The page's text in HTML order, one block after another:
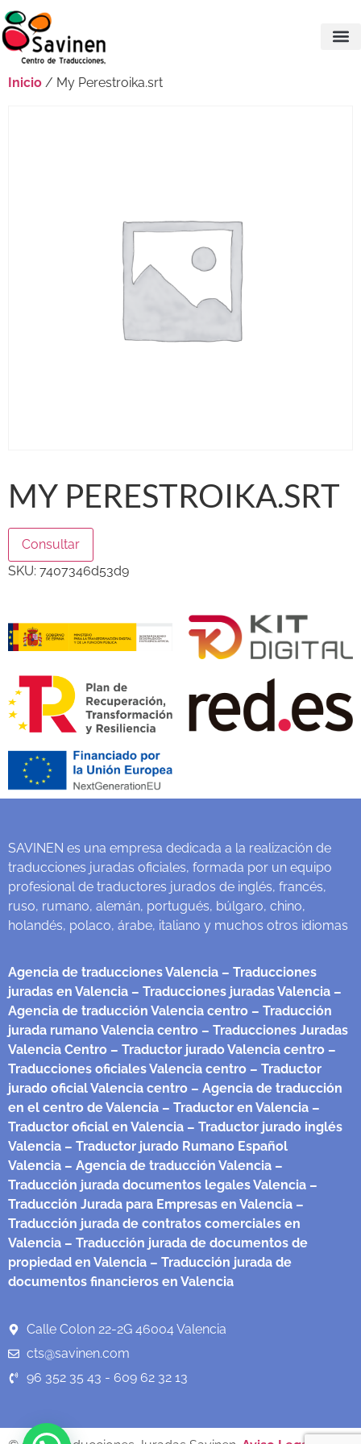
Inicio / My Perestroika.srt
MY PERESTROIKA.SRT
Consultar
SKU: 7407346d53d9
SAVINEN es una empresa dedicada a la realización de
traducciones juradas oficiales, formada por un equipo
profesional de traductores jurados de inglés, francés,
ruso, rumano, alemán, portugués, búlgaro, chino,
holandés, polaco, árabe, italiano y muchos otros idiomas
Agencia de traducciones Valencia – Traducciones
juradas en Valencia – Traducciones juradas Valencia –
Agencia de traducción Valencia centro – Traducción
jurada rumano Valencia centro – Traducciones Juradas
Valencia Centro – Traductor jurado Valencia centro –
Traducciones oficiales Valencia centro – Traductor
jurado oficial Valencia centro – Agencia de traducción
en el centro de Valencia – Traductor en Valencia –
Traductor oficial en Valencia – Traductor jurado inglés
Valencia – Traductor jurado Rumano Español
Valencia – Agencia de traducción Valencia –
Traducción jurada documentos legales Valencia –
Traducción Jurada para Empresas en Valencia –
Traducción jurada de contratos comerciales en
Valencia – Traducción jurada de documentos de
propiedad en Valencia – Traducción jurada de
documentos financieros en Valencia
Calle Colon 22-2G 46004 Valencia
cts@savinen.com
96 352 35 43 - 609 62 32 13